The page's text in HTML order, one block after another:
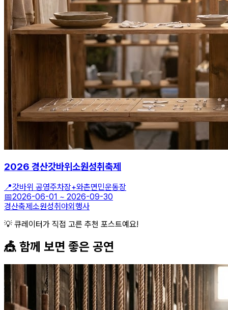
2026 경산갓바위소원성취축제
📍갓바위 공영주차장+와촌면민운동장
📅2026-06-01 ~ 2026-09-30
경산축제소원성취야외행사
💡 큐레이터가 직접 고른 추천 포스트예요!
🎪 함께 보면 좋은 공연